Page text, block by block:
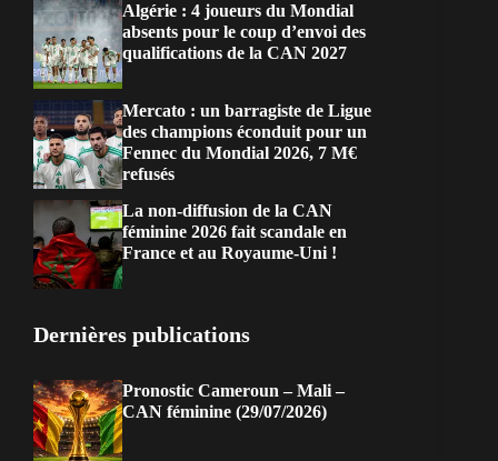
Algérie : 4 joueurs du Mondial
absents pour le coup d’envoi des
qualifications de la CAN 2027
Mercato : un barragiste de Ligue
des champions éconduit pour un
Fennec du Mondial 2026, 7 M€
refusés
La non-diffusion de la CAN
féminine 2026 fait scandale en
France et au Royaume-Uni !
Dernières publications
Pronostic Cameroun – Mali –
CAN féminine (29/07/2026)